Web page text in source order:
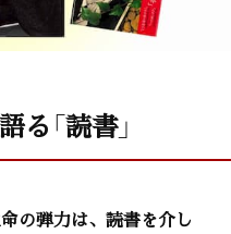
「読書」
の弾力は、読書を介し